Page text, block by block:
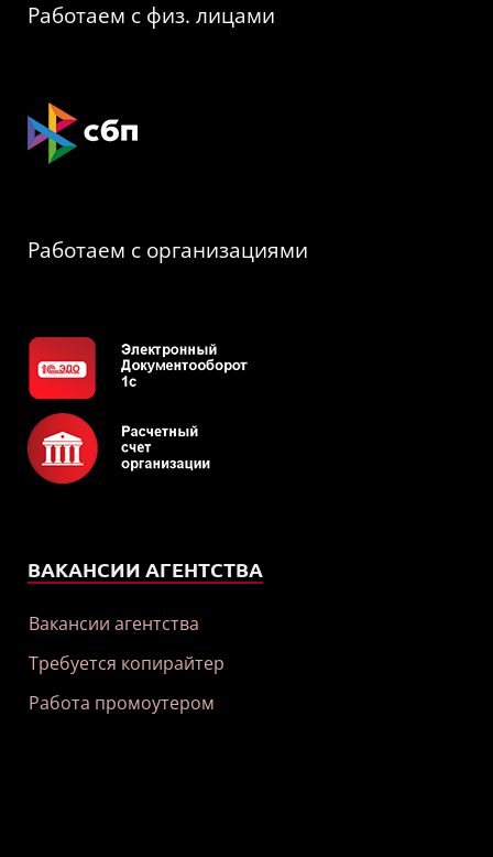
Работаем с физ. лицами
Работаем с организациями
ВАКАНСИИ АГЕНТСТВА
Вакансии агентства
Требуется копирайтер
Работа промоутером